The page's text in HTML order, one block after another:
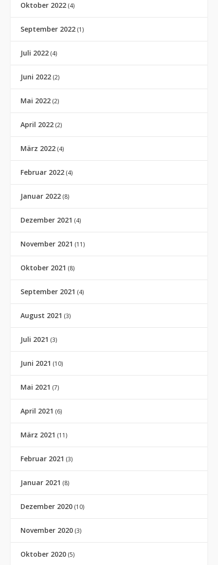
Oktober 2022 (4)
September 2022 (1)
Juli 2022 (4)
Juni 2022 (2)
Mai 2022 (2)
April 2022 (2)
März 2022 (4)
Februar 2022 (4)
Januar 2022 (8)
Dezember 2021 (4)
November 2021 (11)
Oktober 2021 (8)
September 2021 (4)
August 2021 (3)
Juli 2021 (3)
Juni 2021 (10)
Mai 2021 (7)
April 2021 (6)
März 2021 (11)
Februar 2021 (3)
Januar 2021 (8)
Dezember 2020 (10)
November 2020 (3)
Oktober 2020 (5)